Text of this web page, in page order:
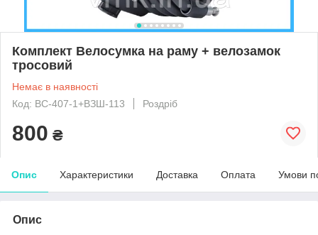
Комплект Велосумка на раму + велозамок
тросовий
Немає в наявності
Код: ВС-407-1+ВЗШ-113
Роздріб
800 ₴
Опис Характеристики Доставка Оплата Умови
Опис